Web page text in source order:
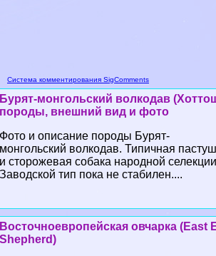
Система комментирования SigComments
Бурят-монгольский волкодав
породы, внешний вид и фото
Фото и описание породы Бурят-
монгольский волкодав. Типичная
и сторожевая собака народной
Заводской тип пока не стабилен....
Восточноевропейская овчарка (East
Shepherd)